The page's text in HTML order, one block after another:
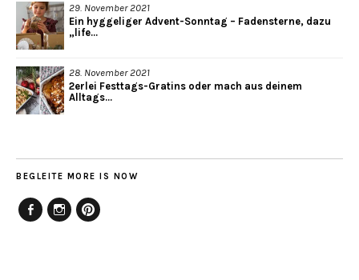
29. November 2021
Ein hyggeliger Advent-Sonntag – Fadensterne, dazu
„life...
28. November 2021
2erlei Festtags-Gratins oder mach aus deinem
Alltags...
BEGLEITE MORE IS NOW